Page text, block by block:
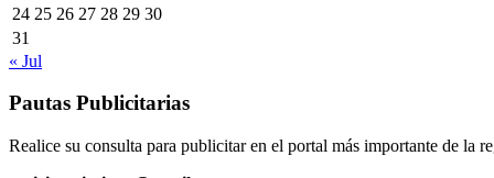
24 25 26 27 28 29 30
31
« Jul
Pautas Publicitarias
Realice su consulta para publicitar en el portal más importante de la